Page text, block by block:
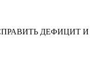
ДЕФИЦИТ И